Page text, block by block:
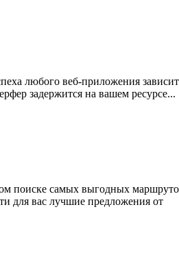
любого веб-приложения
задержится на вашем ресурсе...
поиске самых выгодных
для вас лучшие предложения от